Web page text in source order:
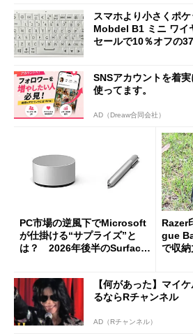
スマホより小さくポ
Mobdel B1 ミニ ワイ
セールで10％オフの
SNSアカウントを着
使ってます。
AD（Dreaw合同会社）
PC市場の逆風下でMicrosoft
が仕掛ける“サプライズ”と
は？ 2026年後半のSurface
Razer
gue
で収
【何があった】マイ
るならRチャンネル
AD（Rチャンネル）